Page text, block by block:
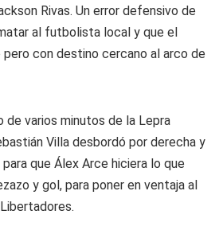
Rivas. Un error defensivo de
al futbolista local y que el
con destino cercano al arco de
de varios minutos de la Lepra
Villa desbordó por derecha y
que Álex Arce hiciera lo que
y gol, para poner en ventaja al